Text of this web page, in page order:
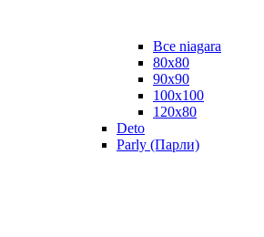
Все niagara
80x80
90x90
100x100
120x80
Deto
Parly (Парли)